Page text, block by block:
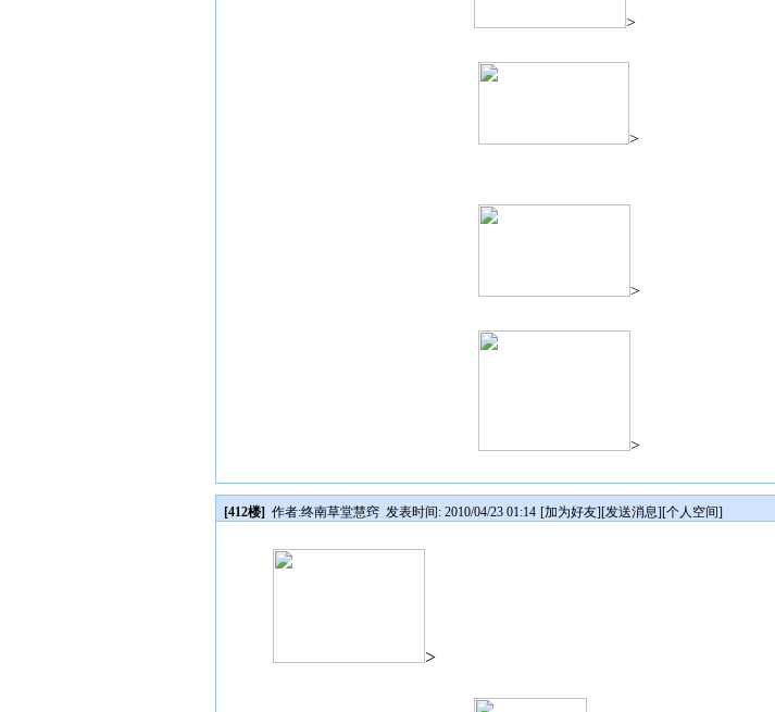
>
>
>
>
[412楼] 作者:终南草堂慧窍 发表时间: 2010/04/23 01:14 [加为好友][发送消息][个人空间]
>